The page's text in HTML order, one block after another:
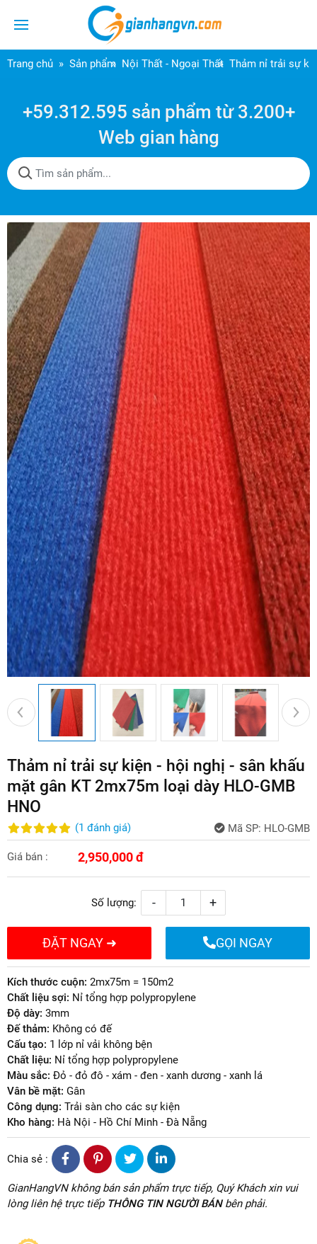
Trang chủ Sản phẩm Nội Thất - Ngoại Thất Thảm nỉ trải sự
+59.312.595 sản phẩm từ 3.200+
Web gian hàng
Thảm nỉ trải sự kiện - hội nghị - sân khấu
mặt gân KT 2mx75m loại dày HLO-GMB
HNO
(1 đánh giá) Mã SP: HLO-GMB
Giá bán : 2,950,000 đ
Số lượng: - +
ĐẶT NGAY ➜ GỌI NGAY
Kích thước cuộn: 2mx75m = 150m2
Chất liệu sợi: Nỉ tổng hợp polypropylene
Độ dày: 3mm
Đế thảm: Không có đế
Cấu tạo: 1 lớp nỉ vải không bện
Chất liệu: Nỉ tổng hợp polypropylene
Màu sắc: Đỏ - đỏ đô - xám - đen - xanh dương - xanh lá
Vân bề mặt: Gân
Công dụng: Trải sàn cho các sự kiện
Kho hàng: Hà Nội - Hồ Chí Minh - Đà Nẵng
Chia sẻ :
GianHangVN không bán sản phẩm trực tiếp, Quý Khách xin vui
lòng liên hệ trực tiếp THÔNG TIN NGƯỜI BÁNbên phải.